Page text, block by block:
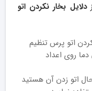
دلایل بخار نکردن اتو
اتو پرس تنظیم
روی اعداد
اتو زدن آن هستید